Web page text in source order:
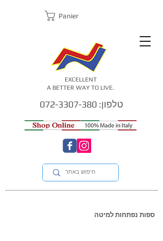
טלפון: 072-3307-380
Panier
EXCELLENT
A BETTER WAY TO LIVE.
ספות נפתחות למיטה